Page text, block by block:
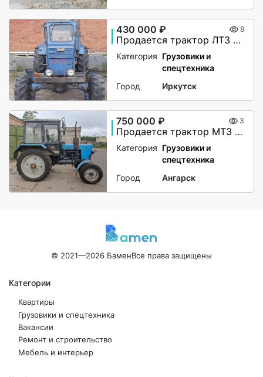
430 000 ₽ 8
Продается трактор ЛТЗ Т-40АМ
Категория Грузовики и
спецтехника
Город
Иркутск
750 000 ₽ 3
Продается трактор МТЗ (Беларус) 82.1
Категория Грузовики и
спецтехника
Город
Ангарск
© 2021—2026 БаменВсе права защищены
Категории
Квартиры
Грузовики и спецтехника
Вакансии
Ремонт и строительство
Мебель и интерьер